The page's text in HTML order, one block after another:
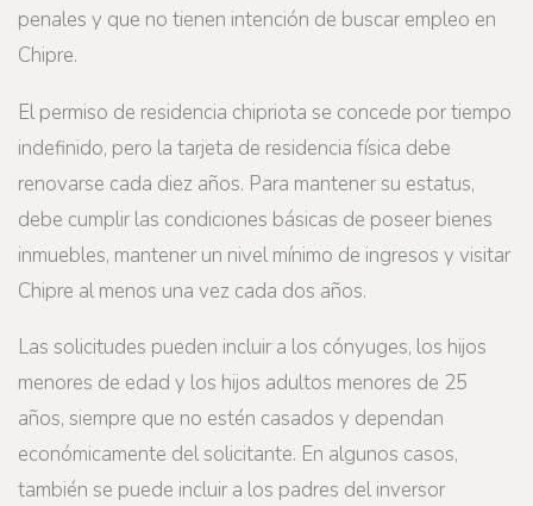
penales y que no tienen intención de buscar empleo en
Chipre.
El permiso de residencia chipriota se concede por tiempo
indefinido, pero la tarjeta de residencia física debe
renovarse cada diez años. Para mantener su estatus,
debe cumplir las condiciones básicas de poseer bienes
inmuebles, mantener un nivel mínimo de ingresos y visitar
Chipre al menos una vez cada dos años.
Las solicitudes pueden incluir a los cónyuges, los hijos
menores de edad y los hijos adultos menores de 25
años, siempre que no estén casados y dependan
económicamente del solicitante. En algunos casos,
también se puede incluir a los padres del inversor